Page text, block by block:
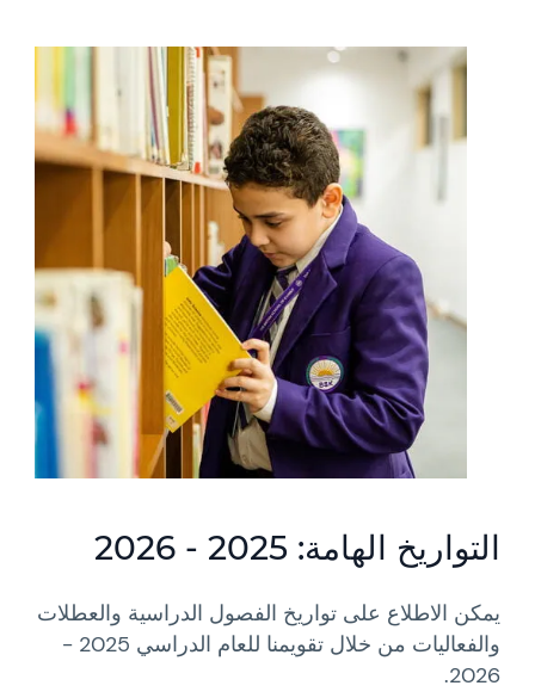
التواريخ الهامة: 2025 - 2026
يمكن الاطلاع على تواريخ الفصول الدراسية والعطلات
والفعاليات من خلال تقويمنا للعام الدراسي 2025 -
2026.